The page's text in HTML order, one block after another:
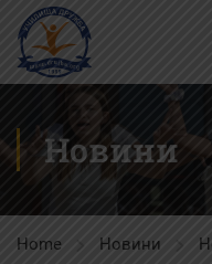
Новини
Home Новини